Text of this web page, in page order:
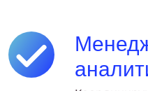
как канал
покупателей